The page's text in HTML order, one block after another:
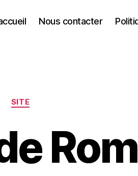
Nous contacter
SITE